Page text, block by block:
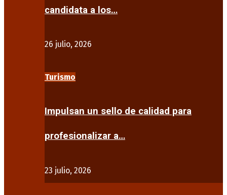
candidata a los…
26 julio, 2026
Turismo
Impulsan un sello de calidad para
profesionalizar a…
23 julio, 2026